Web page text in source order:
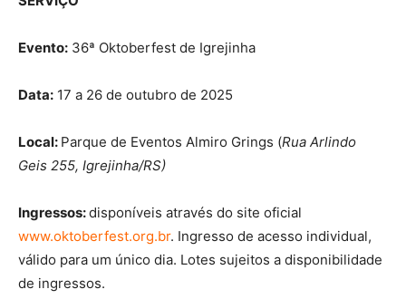
Evento: 36ª Oktoberfest de Igrejinha
Data: 17 a 26 de outubro de 2025
Local: Parque de Eventos Almiro Grings (Rua Arlindo
Geis 255, Igrejinha/RS)
Ingressos:disponíveis através do site oficial
www.oktoberfest.org.br. Ingresso de acesso individual,
válido para um único dia. Lotes sujeitos a disponibilidade
de ingressos.